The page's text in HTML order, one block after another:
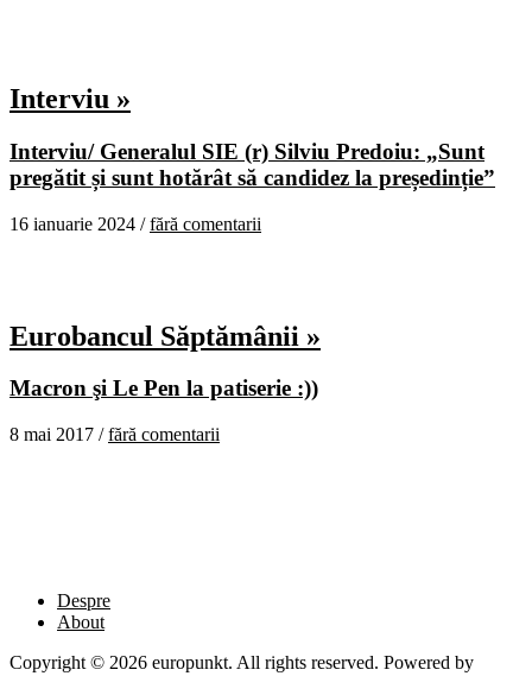
Interviu »
Interviu/ Generalul SIE (r) Silviu Predoiu: „Sunt
pregătit și sunt hotărât să candidez la președinție”
16 ianuarie 2024 /fără comentarii
Eurobancul Săptămânii »
Macron şi Le Pen la patiserie :))
8 mai 2017 /fără comentarii
Despre
About
Copyright © 2026 europunkt. All rights reserved. Powered by